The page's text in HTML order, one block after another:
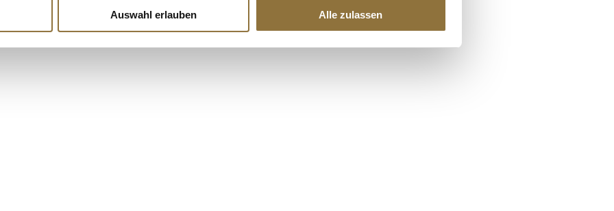
Auswahl erlauben Alle zulassen